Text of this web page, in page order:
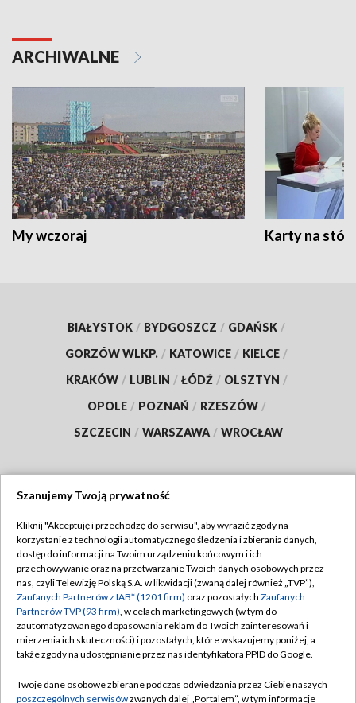
ARCHIWALNE
My wczoraj Karty na
BIAŁYSTOK / BYDGOSZCZ / GDAŃSK /
GORZÓW WLKP. / KATOWICE / KIELCE /
KRAKÓW / LUBLIN / ŁÓDŹ / OLSZTYN /
OPOLE / POZNAŃ / RZESZÓW /
SZCZECIN / WARSZAWA / WROCŁAW
TVP
Abonament TVP
Emisja w TVP
Centrum informacji TVP
Naziemna Telewizja Cyfrowa
Rada Programowa
Regulamin TVP
Polityka prywatności
Moje zgody
Pomoc
Kontakt
Szanujemy Twoją prywatność
Kliknij "Akceptuję i przechodzę do serwisu", aby wyrazić zgody na
korzystanie z technologii automatycznego śledzenia i zbierania danych,
dostęp do informacji na Twoim urządzeniu końcowym i ich
przechowywanie oraz na przetwarzanie Twoich danych osobowych przez
nas, czyli Telewizję Polską S.A. w likwidacji (zwaną dalej również „TVP”),
Zaufanych Partnerów z IAB* (1201 firm) oraz pozostałych Zaufanych
Partnerów TVP (93 firm), w celach marketingowych (w tym do
zautomatyzowanego dopasowania reklam do Twoich zainteresowań i
mierzenia ich skuteczności) i pozostałych, które wskazujemy poniżej, a
także zgody na udostępnianie przez nas identyfikatora PPID do Google.
Twoje dane osobowe zbierane podczas odwiedzania przez Ciebie naszych
poszczególnych serwisówzwanych dalej „Portalem”, w tym informacje